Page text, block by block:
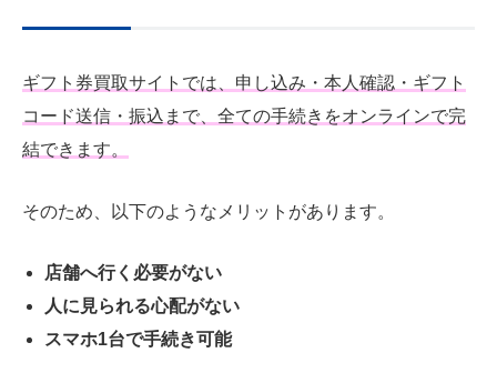
ギフト券買取サイトでは、申し込み・本人確認・ギフト
コード送信・振込まで、全ての手続きをオンラインで完
結できます。
そのため、以下のようなメリットがあります。
店舗へ行く必要がない
人に見られる心配がない
スマホ1台で手続き可能